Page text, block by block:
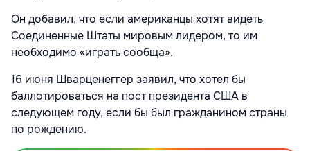
Он добавил, что если американцы хотят видеть
Соединенные Штаты мировым лидером, то им
необходимо «играть сообща».
16 июня Шварценеггер заявил, что хотел бы
баллотироваться на пост президента США в
следующем году, если бы был гражданином страны
по рождению.